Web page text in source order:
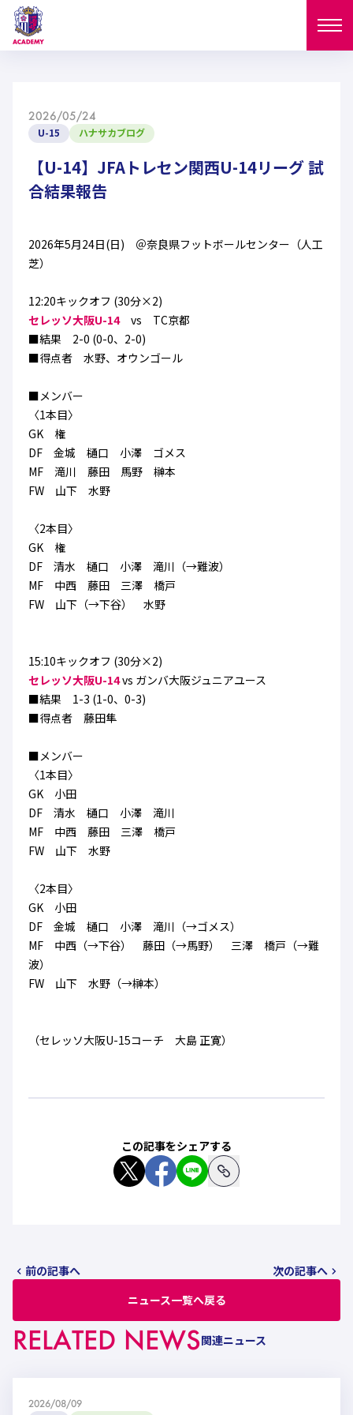
NEWS
西U-15 和歌山U-15
ガールズU-15
試合日程
U-18
西U-15
U-12
PLAYERS
選手
U-18
西U-15
ガールズU-15
セレクション
SELECTION
セレクション
アカデミー
セレクション
フィロソフィー
ハナサカクラブ
2026/05/24
U-15 ハナサカブログ
【U-14】JFAトレセン関西U-14リーグ 試
合結果報告
2026年5月24日(日) ＠奈良県フットボールセンター（人工
芝）
12:20キックオフ (30分×2)
セレッソ大阪U-14 vs TC京都
■結果 2-0 (0-0、2-0)
■得点者 水野、オウンゴール
■メンバー
〈1本目〉
GK 権
DF 金城 樋口 小澤 ゴメス
MF 滝川 藤田 馬野 榊本
FW 山下 水野
〈2本目〉
GK 権
DF 清水 樋口 小澤 滝川（→難波）
MF 中西 藤田 三澤 橋戸
FW 山下（→下谷） 水野
15:10キックオフ (30分×2)
セレッソ大阪U-14vs ガンバ大阪ジュニアユース
■結果 1-3 (1-0、0-3)
■得点者 藤田隼
■メンバー
〈1本目〉
GK 小田
DF 清水 樋口 小澤 滝川
MF 中西 藤田 三澤 橋戸
FW 山下 水野
〈2本目〉
GK 小田
DF 金城 樋口 小澤 滝川（→ゴメス）
MF 中西（→下谷） 藤田（→馬野） 三澤 橋戸（→難
波）
FW 山下 水野（→榊本）
（セレッソ大阪U-15コーチ 大島 正寛）
この記事をシェアする
前の記事へ
ニュース一覧へ戻る
次の記事へ
RELATED NEWS関連ニュース
2026/08/09